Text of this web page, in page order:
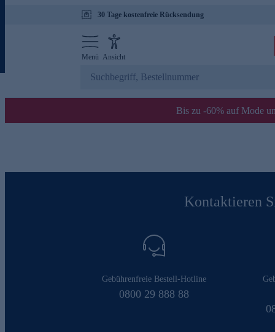
30 Tage kostenfreie Rücksendung
Menü Ansicht
Bis zu -60% auf Mode
Kontaktieren
Gebührenfreie Bestell-Hotline
0800 29 888 88